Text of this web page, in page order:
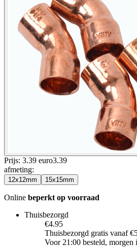
Prijs: 3.39 euro3.39
afmeting:
12x12mm 15x15mm
Online beperkt op voorraad
Thuisbezorgd
€4.95
Thuisbezorgd gratis vanaf
Voor 21:00 besteld, morgen